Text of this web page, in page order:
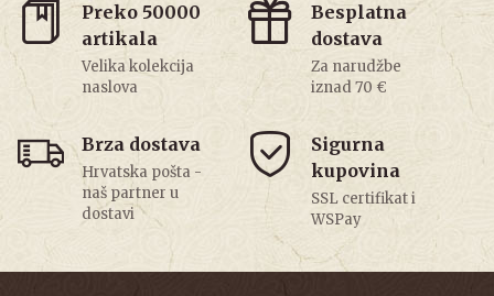
Preko 50000
artikala
Velika kolekcija
naslova
Besplatna
dostava
Za narudžbe
iznad 70 €
Brza dostava
Hrvatska pošta -
naš partner u
dostavi
Sigurna
kupovina
SSL certifikat i
WSPay